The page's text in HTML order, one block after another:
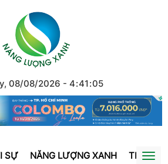
08/08/2026 - 4:41:05
SỰ NĂNG LƯỢNG XANH TRÁI